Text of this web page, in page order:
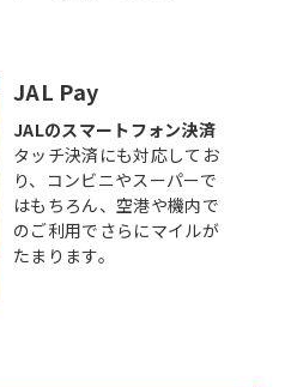
JAL Pay
JALのスマートフォン決済
タッチ決済にも対応してお
り、コンビニやスーパーで
はもちろん、空港や機内で
のご利用でさらにマイルが
たまります。